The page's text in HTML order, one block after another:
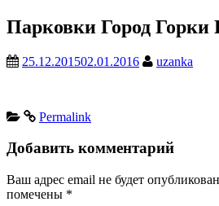
Парковки Город Горки
25.12.201502.01.2016 uzanka
Permalink
Добавить комментарий
Ваш адрес email не будет
помечены *